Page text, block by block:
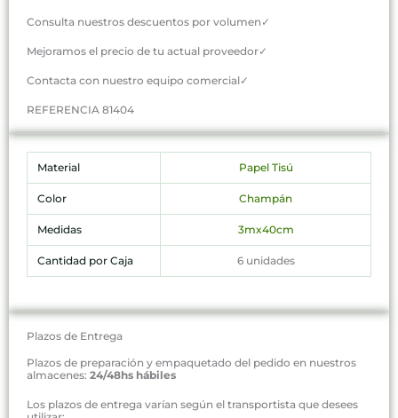
Consulta nuestros descuentos por volumen✓
Mejoramos el precio de tu actual proveedor✓
Contacta con nuestro equipo comercial✓
REFERENCIA 81404
Material Papel Tisú
Color Champán
Medidas 3mx40cm
Cantidad por Caja 6 unidades
Plazos de Entrega
Plazos de preparación y empaquetado del pedido en nuestros
almacenes: 24/48hs hábiles
Los plazos de entrega varían según el transportista que desees